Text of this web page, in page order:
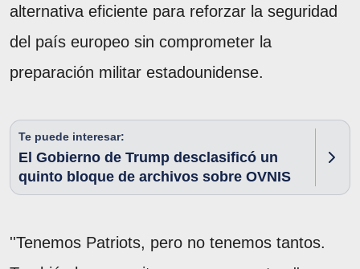
alternativa eficiente para reforzar la seguridad
del país europeo sin comprometer la
preparación militar estadounidense.
Te puede interesar:
El Gobierno de Trump desclasificó un
quinto bloque de archivos sobre OVNIS
''Tenemos Patriots, pero no tenemos tantos.